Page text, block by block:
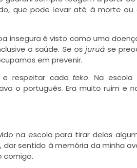
que pode levar até à morte ou
insegura é visto como uma
a saúde. Se os juruáse
em prevenir.
e respeitar cada teko. Na escola
o português. Era muito ruim e
na escola para tirar delas
sentido à memória da minha
comigo.